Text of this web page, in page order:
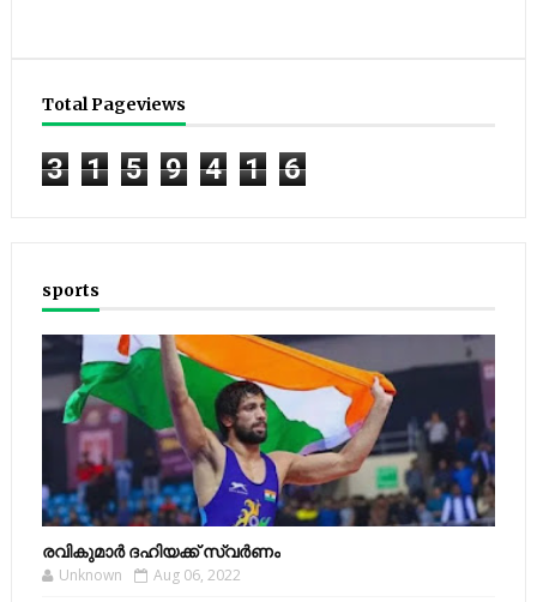
Total Pageviews
3 1 5 9 4 1 6
sports
രവികുമാര്‍ ദഹിയക്ക് സ്വര്‍ണം
Unknown Aug 06, 2022